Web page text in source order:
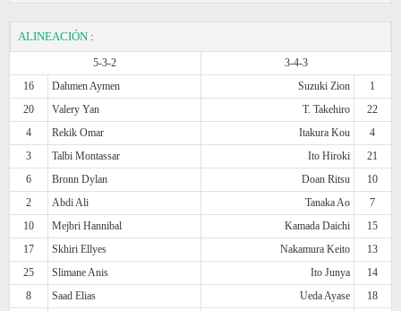
ALINEACIÓN :
5-3-2
3-4-3
16
Dahmen Aymen Suzuki Zion
1
20
Valery Yan T. Takehiro
22
4
Rekik Omar Itakura Kou
4
3
Talbi Montassar Ito Hiroki
21
6
Bronn Dylan Doan Ritsu
10
2
Abdi Ali Tanaka Ao
7
10
Mejbri Hannibal Kamada Daichi
15
17
Skhiri Ellyes Nakamura Keito
13
25
Slimane Anis Ito Junya
14
8
Saad Elias Ueda Ayase
18